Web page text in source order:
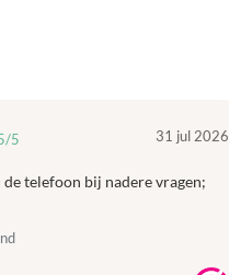
5 31 jul 2026
de telefoon bij nadere vragen;